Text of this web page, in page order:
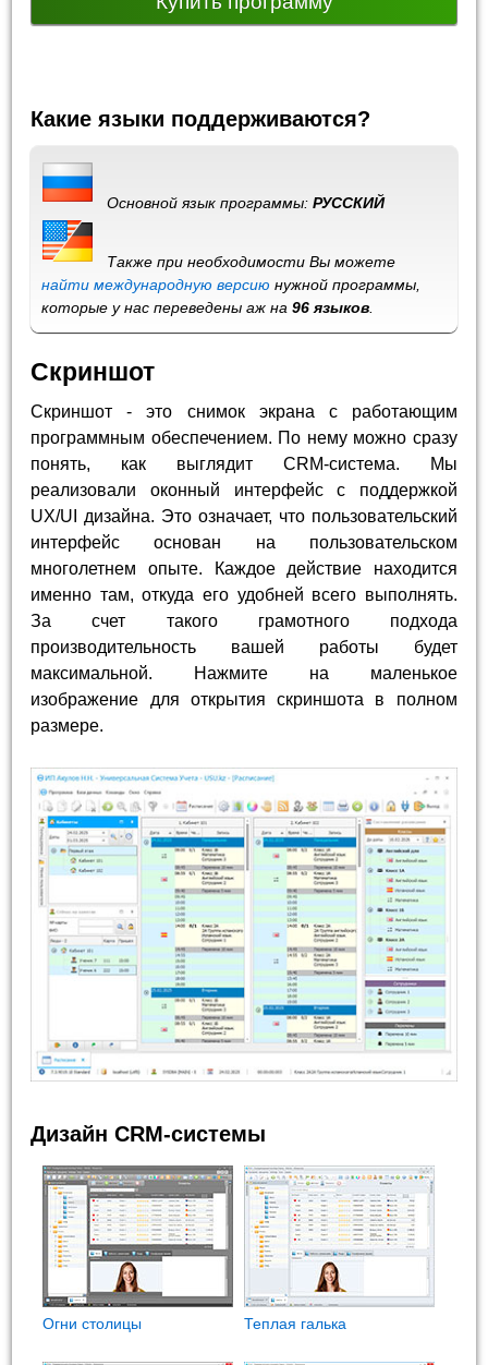
Какие языки поддерживаются?
Основной язык программы:РУССКИЙ
Также при необходимости Вы можете
найти международную версию нужной программы,
которые у нас переведены аж на96 языков
Скриншот
Скриншот - это снимок экрана с работающим
программным обеспечением. По нему можно сразу
понять, как выглядит CRM-система. Мы
реализовали оконный интерфейс с поддержкой
UX/UI дизайна. Это означает, что пользовательский
интерфейс основан на пользовательском
многолетнем опыте. Каждое действие находится
именно там, откуда его удобней всего выполнять.
За счет такого грамотного подхода
производительность вашей работы будет
максимальной. Нажмите на маленькое
изображение для открытия скриншота в полном
размере.
Дизайн CRM-системы
Огни столицы Теплая галька